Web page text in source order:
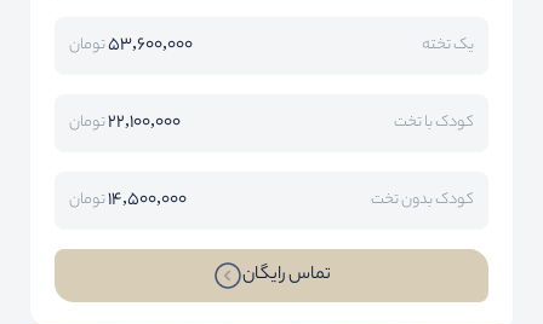
یک تخته 53,600,000تومان
کودک با تخت 22,100,000تومان
کودک بدون تخت 14,500,000تومان
تماس رایگان